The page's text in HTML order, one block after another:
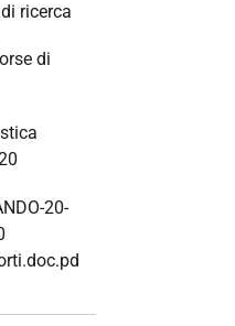
ricerca
di
20-